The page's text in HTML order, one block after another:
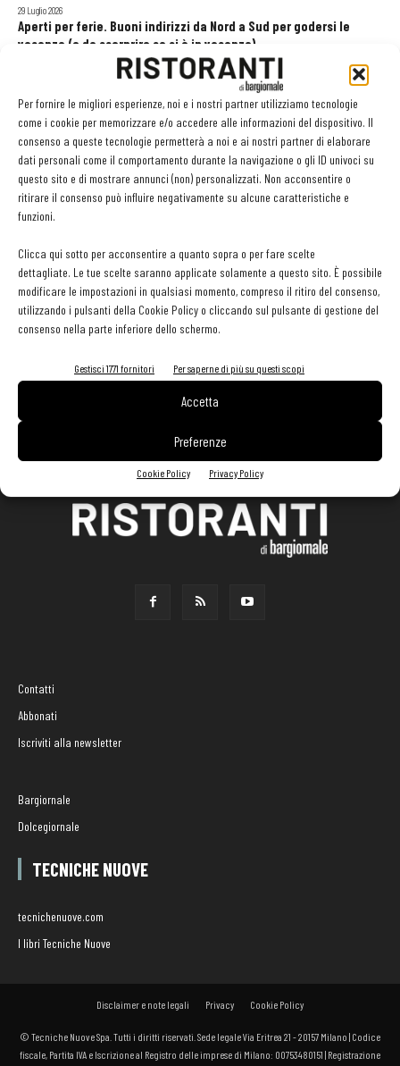
Per fornire le migliori esperienze, noi e i nostri partner utilizziamo tecnologie
come i cookie per memorizzare e/o accedere alle informazioni del dispositivo. Il
consenso a queste tecnologie permetterà a noi e ai nostri partner di elaborare
dati personali come il comportamento durante la navigazione o gli ID univoci su
questo sito e di mostrare annunci (non) personalizzati. Non acconsentire o
ritirare il consenso può influire negativamente su alcune caratteristiche e
funzioni.
Clicca qui sotto per acconsentire a quanto sopra o per fare scelte
dettagliate. Le tue scelte saranno applicate solamente a questo sito. È possibile
modificare le impostazioni in qualsiasi momento, compreso il ritiro del consenso,
utilizzando i pulsanti della Cookie Policy o cliccando sul pulsante di gestione del
consenso nella parte inferiore dello schermo.
Gestisci 1771 fornitori Per saperne di più su questi scopi
Accetta
Preferenze
Cookie Policy Privacy Policy
29 Luglio 2026
Aperti per ferie. Buoni indirizzi da Nord a Sud per godersi le
vacanze (o da scorprire se si è in vacanza)
Pos, compagni di gestione. Le ultime soluzioni delle aziende
8 Luglio 2026
EDICOLA WEB
Contatti
Abbonati
Iscriviti alla newsletter
Bargiornale
Dolcegiornale
TECNICHE NUOVE
tecnichenuove.com
I libri Tecniche Nuove
Disclaimer e note legali Privacy Cookie Policy
© Tecniche Nuove Spa. Tutti i diritti riservati. Sede legale Via Eritrea 21 - 20157 Milano | Codice
fiscale, Partita IVA e Iscrizione al Registro delle imprese di Milano: 00753480151 | Registrazione